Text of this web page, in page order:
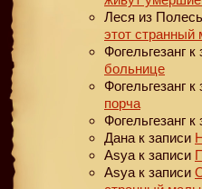
Леся из
этот странный
Фогельгезанг к
больнице
Фогельгезанг к
порча
Фогельгезанг к
Дана к записи
Asya к записи
Asya к записи